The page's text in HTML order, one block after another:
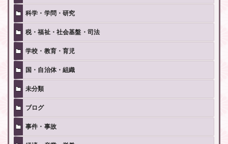
科学・学問・研究
税・福祉・社会基盤・司法
学校・教育・育児
国・自治体・組織
未分類
ブログ
事件・事故